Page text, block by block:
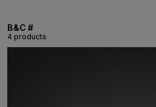
B&C #
4 products